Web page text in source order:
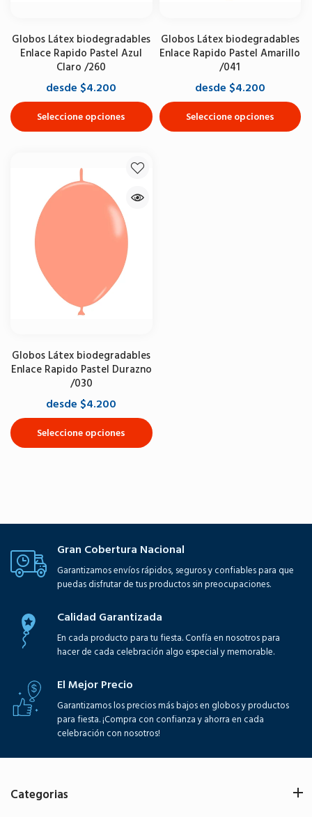
Globos Látex biodegradables
Enlace Rapido Pastel Azul
Claro /260
desde $4.200
Seleccione opciones
Globos Látex biodegradables
Enlace Rapido Pastel Amarillo
/041
desde $4.200
Seleccione opciones
Globos Látex biodegradables
Enlace Rapido Pastel Durazno
/030
desde $4.200
Seleccione opciones
Gran Cobertura Nacional
Garantizamos envíos rápidos, seguros y confiables para que
puedas disfrutar de tus productos sin preocupaciones.
Calidad Garantizada
En cada producto para tu fiesta. Confía en nosotros para
hacer de cada celebración algo especial y memorable.
El Mejor Precio
Garantizamos los precios más bajos en globos y productos
para fiesta. ¡Compra con confianza y ahorra en cada
celebración con nosotros!
Categorias